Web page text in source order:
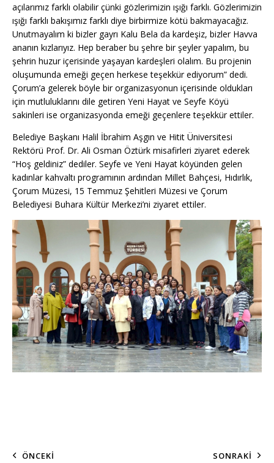
açılarımız farklı olabilir çünki gözlerimizin ışığı farklı. Gözlerimizin
ışığı farklı bakışımız farklı diye birbirmize kötü bakmayacağız.
Unutmayalım ki bizler gayrı Kalu Bela da kardeşiz, bizler Havva
ananın kızlarıyız. Hep beraber bu şehre bir şeyler yapalım, bu
şehrin huzur içerisinde yaşayan kardeşleri olalım. Bu projenin
oluşumunda emeği geçen herkese teşekkür ediyorum” dedi.
Çorum’a gelerek böyle bir organizasyonun içerisinde oldukları
için mutluluklarını dile getiren Yeni Hayat ve Seyfe Köyü
sakinleri ise organizasyonda emeği geçenlere teşekkür ettiler.
Belediye Başkanı Halil İbrahim Aşgın ve Hitit Üniversitesi
Rektörü Prof. Dr. Ali Osman Öztürk misafirleri ziyaret ederek
“Hoş geldiniz” dediler. Seyfe ve Yeni Hayat köyünden gelen
kadınlar kahvaltı programının ardından Millet Bahçesi, Hıdırlık,
Çorum Müzesi, 15 Temmuz Şehitleri Müzesi ve Çorum
Belediyesi Buhara Kültür Merkezi’ni ziyaret ettiler.
ÖNCEKI SONRAKI